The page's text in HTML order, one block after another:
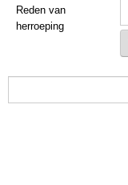
Reden van
herroeping